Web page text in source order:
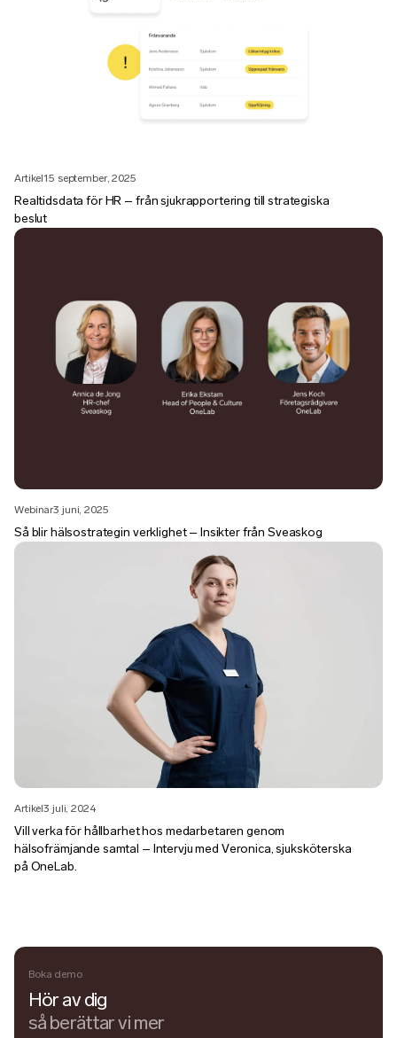
Artikel15 september, 2025
Realtidsdata för HR – från sjukrapportering till strategiska
beslut
Webinar3 juni, 2025
Så blir hälsostrategin verklighet – Insikter från Sveaskog
Artikel3 juli, 2024
Vill verka för hållbarhet hos medarbetaren genom
hälsofrämjande samtal – Intervju med Veronica, sjuksköterska
på OneLab.
Boka demo
Hör av dig
så berättar vi mer